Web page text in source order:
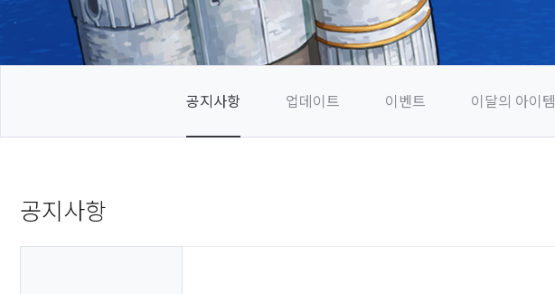
공지사항 업데이트 이벤트 이달의 아이템
공지사항